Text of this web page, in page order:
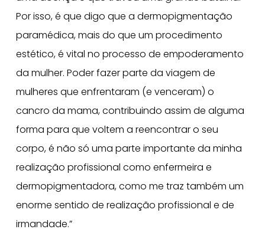
Por isso, é que digo que a dermopigmentação
paramédica, mais do que um procedimento
estético, é vital no processo de empoderamento
da mulher. Poder fazer parte da viagem de
mulheres que enfrentaram (e venceram) o
cancro da mama, contribuindo assim de alguma
forma para que voltem a reencontrar o seu
corpo, é não só uma parte importante da minha
realização profissional como enfermeira e
dermopigmentadora, como me traz também um
enorme sentido de realização profissional e de
irmandade.”